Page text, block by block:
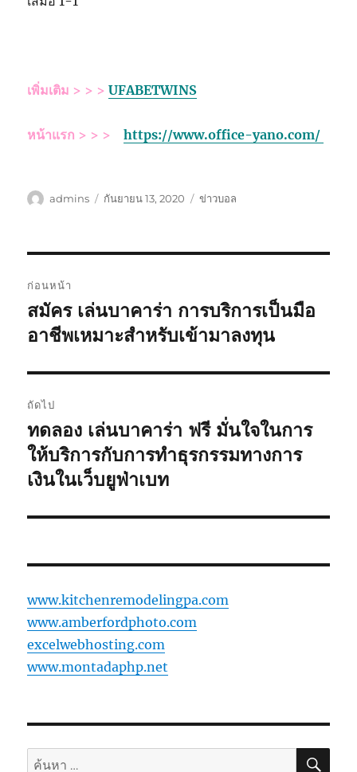
เพิ่มเติม > > >UFABETWINS
หน้าแรก > > > https://www.office-yano.com/
ผู้
admins
เขียน
กันยายน 13, 2020
หมวด
ข่าวบอล
นำทาง
เรื่อง
ก่อนหน้า
เรื่อง
ก่อน
สมัคร เล่นบาคาร่า การบริการเป็นมือ
อาชีพเหมาะสำหรับเข้ามาลงทุน
ถัดไป
เรื่อง
ต่อ
ไป:
ทดลอง เล่นบาคาร่า ฟรี มั่นใจในการ
ให้บริการกับการทำธุรกรรมทางการ
เงินในเว็บยูฟ่าเบท
www.kitchenremodelingpa.com
www.amberfordphoto.com
excelwebhosting.com
www.montadaphp.net
ค้นหา: ค้น